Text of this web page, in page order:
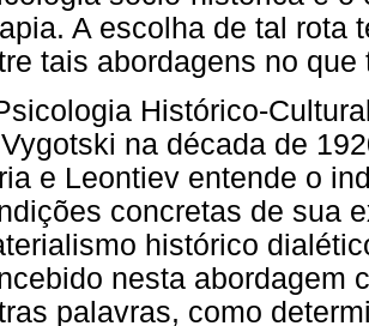
A escolha de tal rota
tais abordagens no
Histórico-
na década de
e Leontiev entende o
concretas de sua
histórico
nesta abordagem
palavras, como